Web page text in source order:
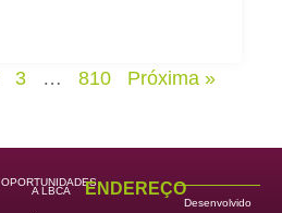
3 … 810 Próxima »
OPORTUNIDADES
A LBCA ENDEREÇO
Desenvolvido